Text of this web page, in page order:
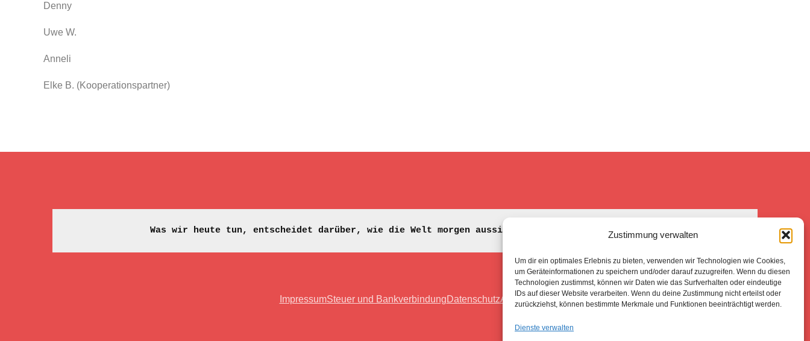
Zustimmung verwalten
Um dir ein optimales Erlebnis zu bieten, verwenden wir Technologien wie Cookies,
um Geräteinformationen zu speichern und/oder darauf zuzugreifen. Wenn du diesen
Technologien zustimmst, können wir Daten wie das Surfverhalten oder eindeutige
IDs auf dieser Website verarbeiten. Wenn du deine Zustimmung nicht erteilst oder
zurückziehst, können bestimmte Merkmale und Funktionen beeinträchtigt werden.
Dienste verwalten
Denny
Uwe W.
Anneli
Elke B. (Kooperationspartner)
Was wir heute tun, entscheidet darüber, wie die Welt morgen aussieht. (Boris Pasternak -FNPT)
ImpressumSteuer und BankverbindungDatenschutzAnfahrt